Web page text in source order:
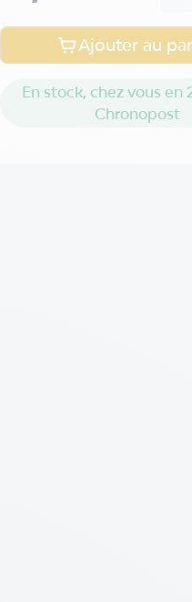
Ajouter au
En stock, chez vous en
Chronopost